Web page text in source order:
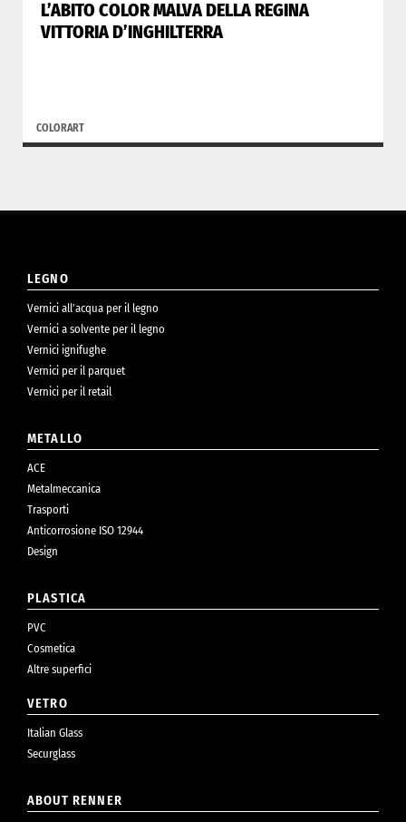
L’ABITO COLOR MALVA DELLA REGINA
VITTORIA D’INGHILTERRA
COLORART
LEGNO
Vernici all’acqua per il legno
Vernici a solvente per il legno
Vernici ignifughe
Vernici per il parquet
Vernici per il retail
METALLO
ACE
Metalmeccanica
Trasporti
Anticorrosione ISO 12944
Design
PLASTICA
PVC
Cosmetica
Altre superfici
VETRO
Italian Glass
Securglass
ABOUT RENNER